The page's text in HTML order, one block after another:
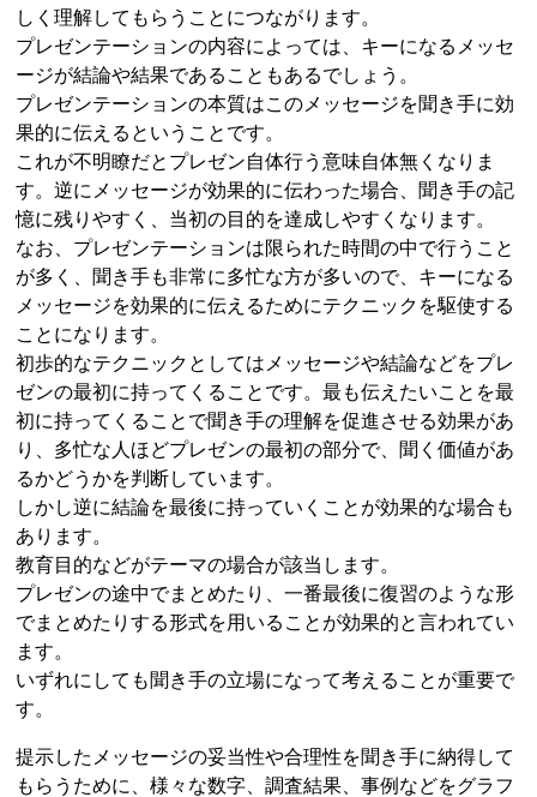
しく理解してもらうことにつながります。
プレゼンテーションの内容によっては、キーになるメッセ
ージが結論や結果であることもあるでしょう。
プレゼンテーションの本質はこのメッセージを聞き手に効
果的に伝えるということです。
これが不明瞭だとプレゼン自体行う意味自体無くなりま
す。逆にメッセージが効果的に伝わった場合、聞き手の記
憶に残りやすく、当初の目的を達成しやすくなります。
なお、プレゼンテーションは限られた時間の中で行うこと
が多く、聞き手も非常に多忙な方が多いので、キーになる
メッセージを効果的に伝えるためにテクニックを駆使する
ことになります。
初歩的なテクニックとしてはメッセージや結論などをプレ
ゼンの最初に持ってくることです。最も伝えたいことを最
初に持ってくることで聞き手の理解を促進させる効果があ
り、多忙な人ほどプレゼンの最初の部分で、聞く価値があ
るかどうかを判断しています。
しかし逆に結論を最後に持っていくことが効果的な場合も
あります。
教育目的などがテーマの場合が該当します。
プレゼンの途中でまとめたり、一番最後に復習のような形
でまとめたりする形式を用いることが効果的と言われてい
ます。
いずれにしても聞き手の立場になって考えることが重要で
す。
提示したメッセージの妥当性や合理性を聞き手に納得して
もらうために、様々な数字、調査結果、事例などをグラフ